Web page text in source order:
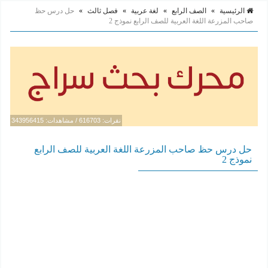
الرئيسية » الصف الرابع » لغة عربية » فصل ثالث » حل درس حظ
صاحب المزرعة اللغة العربية للصف الرابع نموذج 2
نقرات: 616703 / مشاهدات: 343956415
حل درس حظ صاحب المزرعة اللغة العربية للصف الرابع
نموذج 2